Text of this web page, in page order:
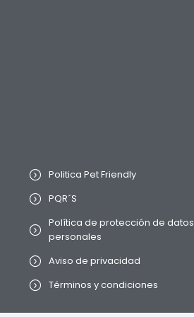
Politica Pet Friendly
PQR´S
Política de protección de datos
personales
Aviso de privacidad
Términos y condiciones